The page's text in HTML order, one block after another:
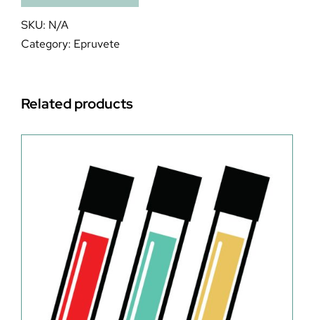
SKU: N/A
Category: Epruvete
Related products